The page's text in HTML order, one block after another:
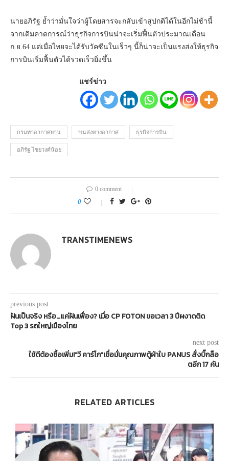
นายอภิรัฐ ย้ำว่ามั่นใจว่าผู้โดยสารจะกลับเข้าสู่ปกติได้ในอีกไม่ช้านี้
จากเดิมคาดการณ์ว่าธุรกิจการบินน่าจะเริ่มฟื้นตัวประมาณเดือน
ก.ย.64 แต่เมื่อไทยจะได้รับวัคซีนในเร็วๆ นี้ก็น่าจะเป็นแรงส่งให้ธุรกิจ
การบินเริ่มฟื้นตัวได้รวดเร็วยิ่งขึ้น
แชร์ข่าว
กรมท่าอากาศยาน ขนส่งทางอากาศ ธุรกิจการบิน
อภิรัฐ ไชยวงศ์น้อย
0 comment
0
TRANSTIMENEWS
previous post
ฝันเป็นจริง หรือ…แค่ฝันเฟื่อง? เมื่อ CP FOTON ขอเวลา 3 ปีผงาดติด
Top 3 รถใหญ่เมืองไทย
next post
ใช้ดีต้องซื้อเพิ่ม!“วี คาร์โก”เชื่อมั่นคุณภาพตู้ผ้าใบ PANUS สั่งบิ๊กล็อ
ตอีก 17 คัน
RELATED ARTICLES